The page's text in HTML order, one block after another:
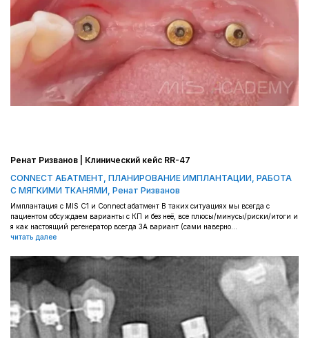
Ренат Ризванов | Клинический кейс RR-47
CONNECT АБАТМЕНТ ПЛАНИРОВАНИЕ ИМПЛАНТАЦИИ РАБОТА
С МЯГКИМИ ТКАНЯМИ Ренат Ризванов
Имплантация с MIS C1 и Connect абатмент В таких ситуациях мы всегда с
пациентом обсуждаем варианты с КП и без неё, все плюсы/минусы/риски/итоги и
я как настоящий регенератор всегда ЗА вариант (сами наверно...
читать далее